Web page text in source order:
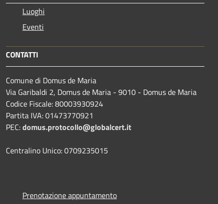
Luoghi
Eventi
CONTATTI
Comune di Domus de Maria
Via Garibaldi 2, Domus de Maria - 9010 - Domus de Maria
Codice Fiscale: 80003930924
Partita IVA: 01473770921
PEC:domus.protocollo@globalcert.it
Centralino Unico: 0709235015
Prenotazione appuntamento